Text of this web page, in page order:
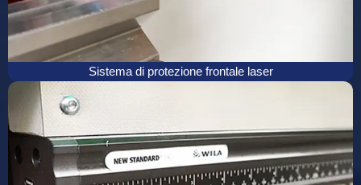
Sistema di protezione frontale laser